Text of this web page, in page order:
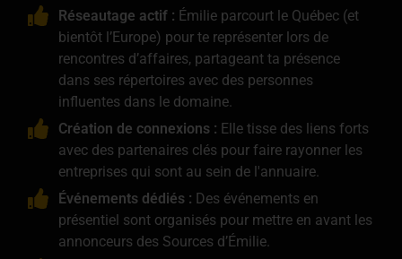
Réseautage actif : Émilie parcourt le Québec (et
bientôt l’Europe) pour te représenter lors de
rencontres d’affaires, partageant ta présence
dans ses répertoires avec des personnes
influentes dans le domaine.
Création de connexions : Elle tisse des liens forts
avec des partenaires clés pour faire rayonner les
entreprises qui sont au sein de l'annuaire.
Événements dédiés : Des événements en
présentiel sont organisés pour mettre en avant les
annonceurs des Sources d’Émilie.